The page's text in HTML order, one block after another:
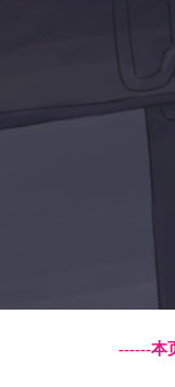
------本